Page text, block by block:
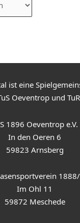
ist eine
Oeventrop und
1896 Oeventrop e.V.
In den Oeren 6
59823 Arnsberg
Im Ohl 11
59872 Meschede